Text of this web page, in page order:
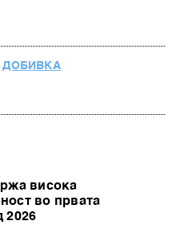
ДОБИВКА
висока
во првата
2026